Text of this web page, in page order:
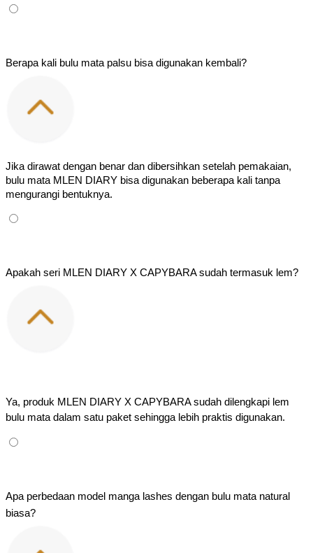
Berapa kali bulu mata palsu bisa digunakan kembali?
Jika dirawat dengan benar dan dibersihkan setelah pemakaian,
bulu mata MLEN DIARY bisa digunakan beberapa kali tanpa
mengurangi bentuknya.
Apakah seri MLEN DIARY X CAPYBARA sudah termasuk lem?
Ya, produk MLEN DIARY X CAPYBARA sudah dilengkapi lem
bulu mata dalam satu paket sehingga lebih praktis digunakan.
Apa perbedaan model manga lashes dengan bulu mata natural
biasa?